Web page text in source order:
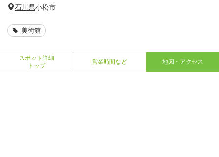
石川県小松市
美術館
スポット詳細
トップ
営業時間など 地図・アクセス